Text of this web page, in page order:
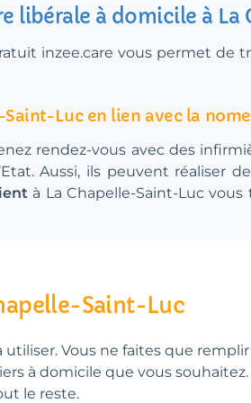
libérale à domicile à
inzee.care vous permet
Luc en lien avec la
rendez-vous avec des
Aussi, ils peuvent réaliser
à La Chapelle-Saint-Luc
Saint-Luc
Vous ne faites que remplir
à domicile que vous souhaitez.
le reste.